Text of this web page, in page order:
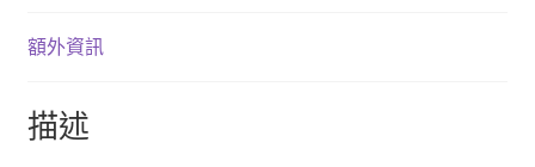
量
額外資訊
描述